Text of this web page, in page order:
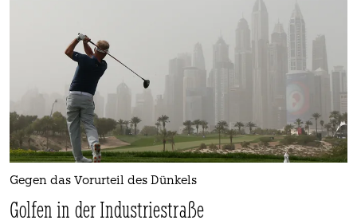
Gegen das Vorurteil des Dünkels
Golfen in der Industriestraße